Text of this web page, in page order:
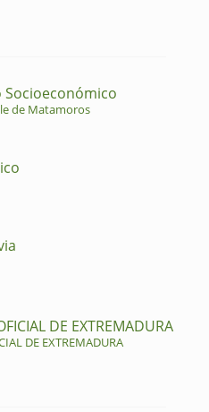
de Matamoros
DE EXTREMADURA
DE EXTREMADURA